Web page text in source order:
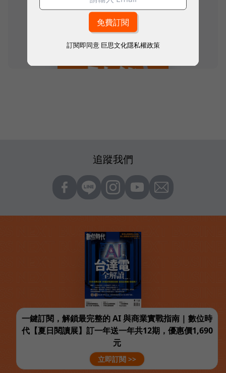
追蹤我們
一鍵訂閱，解鎖最完整的 AI 與商業實戰指南 | 數位時
代【夏日閱讀展】訂一年送一年共12期，優惠價1,690
元
立即訂閱 >>
訂閱即同意 巨思文化隱私權政策